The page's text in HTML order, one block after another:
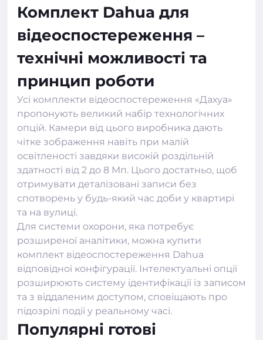
Комплект Dahua для
відеоспостереження –
технічні можливості та
принцип роботи
Усі комплекти відеоспостереження «Дахуа»
пропонують великий набір технологічних
опцій. Камери від цього виробника дають
чітке зображення навіть при малій
освітленості завдяки високій роздільній
здатності від 2 до 8 Мп. Цього достатньо, щоб
отримувати деталізовані записи без
спотворень у будь-який час доби у квартирі
та на вулиці.
Для системи охорони, яка потребує
розширеної аналітики, можна купити
комплект відеоспостереження Dahua
відповідної конфігурації. Інтелектуальні опції
розширюють систему ідентифікації із записом
та з віддаленим доступом, сповіщають про
підозрілі події у реальному часі.
Популярні готові